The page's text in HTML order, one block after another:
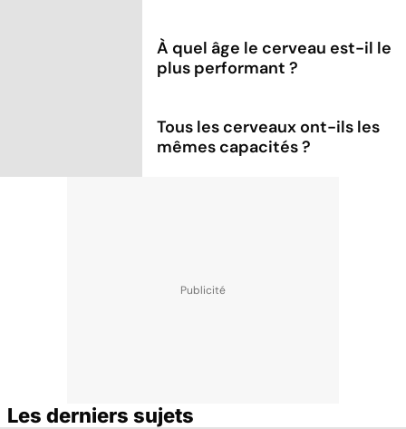
À quel âge le cerveau est-il le
plus performant ?
Tous les cerveaux ont-ils les
mêmes capacités ?
Les derniers sujets